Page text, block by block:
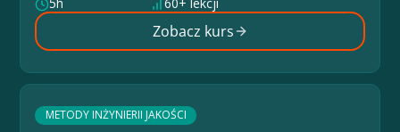
Zobacz kurs
METODY INŻYNIERII JAKOŚCI